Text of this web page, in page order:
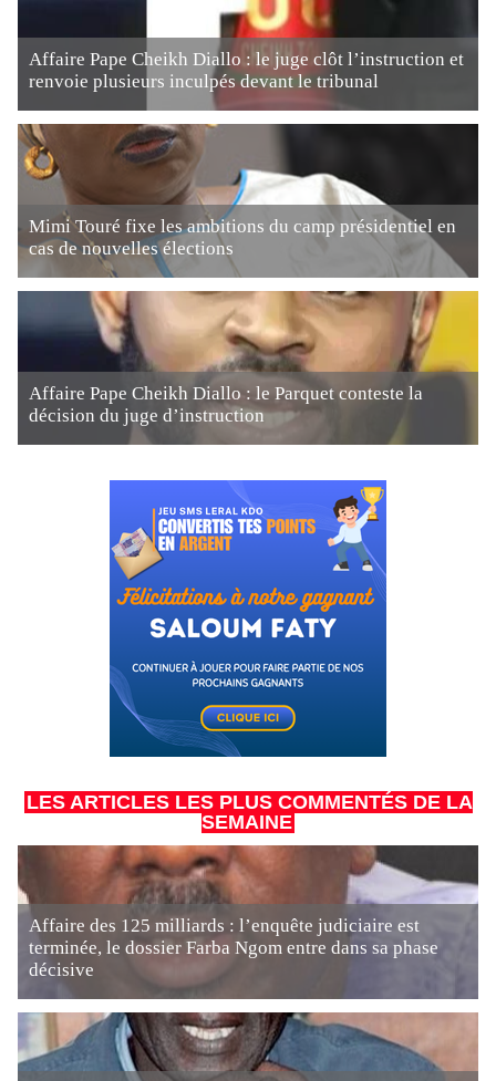
Affaire Pape Cheikh Diallo : le juge clôt l’instruction et
renvoie plusieurs inculpés devant le tribunal
Mimi Touré fixe les ambitions du camp présidentiel en
cas de nouvelles élections
Affaire Pape Cheikh Diallo : le Parquet conteste la
décision du juge d’instruction
LES ARTICLES LES PLUS COMMENTÉS DE LA
SEMAINE
Affaire des 125 milliards : l’enquête judiciaire est
terminée, le dossier Farba Ngom entre dans sa phase
décisive